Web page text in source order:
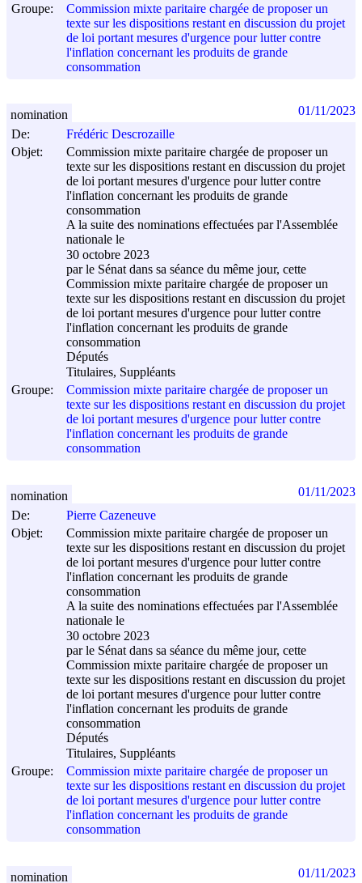
Groupe:
Commission mixte paritaire chargée de proposer un
texte sur les dispositions restant en discussion du projet
de loi portant mesures d'urgence pour lutter contre
l'inflation concernant les produits de grande
consommation
De:
Frédéric Descrozaille
Objet:
Commission mixte paritaire chargée de proposer un
texte sur les dispositions restant en discussion du projet
de loi portant mesures d'urgence pour lutter contre
l'inflation concernant les produits de grande
consommation
A la suite des nominations effectuées par l'Assemblée
nationale le
30 octobre 2023
par le Sénat dans sa séance du même jour, cette
Commission mixte paritaire chargée de proposer un
texte sur les dispositions restant en discussion du projet
de loi portant mesures d'urgence pour lutter contre
l'inflation concernant les produits de grande
consommation
Députés
Titulaires, Suppléants
Groupe:
Commission mixte paritaire chargée de proposer un
texte sur les dispositions restant en discussion du projet
de loi portant mesures d'urgence pour lutter contre
l'inflation concernant les produits de grande
consommation
nomination 01/11/2023
De:
Pierre Cazeneuve
Objet:
Commission mixte paritaire chargée de proposer un
texte sur les dispositions restant en discussion du projet
de loi portant mesures d'urgence pour lutter contre
l'inflation concernant les produits de grande
consommation
A la suite des nominations effectuées par l'Assemblée
nationale le
30 octobre 2023
par le Sénat dans sa séance du même jour, cette
Commission mixte paritaire chargée de proposer un
texte sur les dispositions restant en discussion du projet
de loi portant mesures d'urgence pour lutter contre
l'inflation concernant les produits de grande
consommation
Députés
Titulaires, Suppléants
Groupe:
Commission mixte paritaire chargée de proposer un
texte sur les dispositions restant en discussion du projet
de loi portant mesures d'urgence pour lutter contre
l'inflation concernant les produits de grande
consommation
nomination 01/11/2023
nomination 01/11/2023